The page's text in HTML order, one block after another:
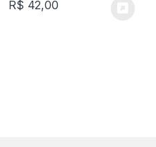
R$ 42,00